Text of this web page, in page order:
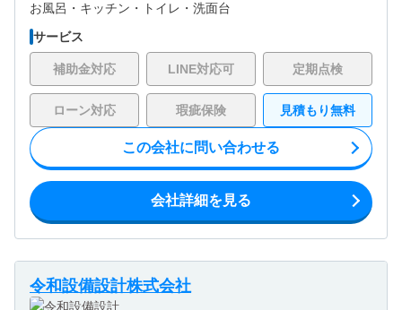
お風呂・ キッチン・ トイレ・ 洗面台
サービス
補助金対応 LINE対応可 定期点検
ローン対応 瑕疵保険 見積もり無料
この会社に問い合わせる
会社詳細を見る
令和設備設計株式会社